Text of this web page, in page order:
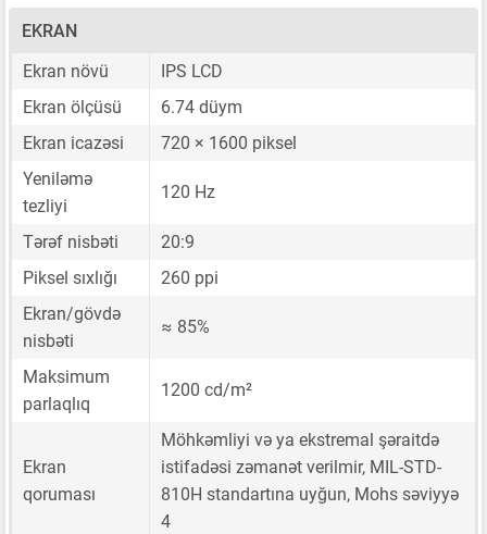
EKRAN
Ekran növü
IPS LCD
Ekran ölçüsü
6.74 düym
Ekran icazəsi
720 × 1600 piksel
Yeniləmə
tezliyi
120 Hz
Tərəf nisbəti
20:9
Piksel sıxlığı
260 ppi
Ekran/gövdə
nisbəti
≈ 85%
Maksimum
parlaqlıq
1200 cd/m²
Ekran
qoruması
Möhkəmliyi və ya ekstremal şəraitdə
istifadəsi zəmanət verilmir, MIL-STD-
810H standartına uyğun, Mohs səviyyə
4